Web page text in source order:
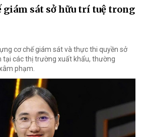
giám sát sở hữu trí tuệ trong
cơ chế giám sát và thực thi quyền sở
tại các thị trường xuất khẩu, thường
phạm.